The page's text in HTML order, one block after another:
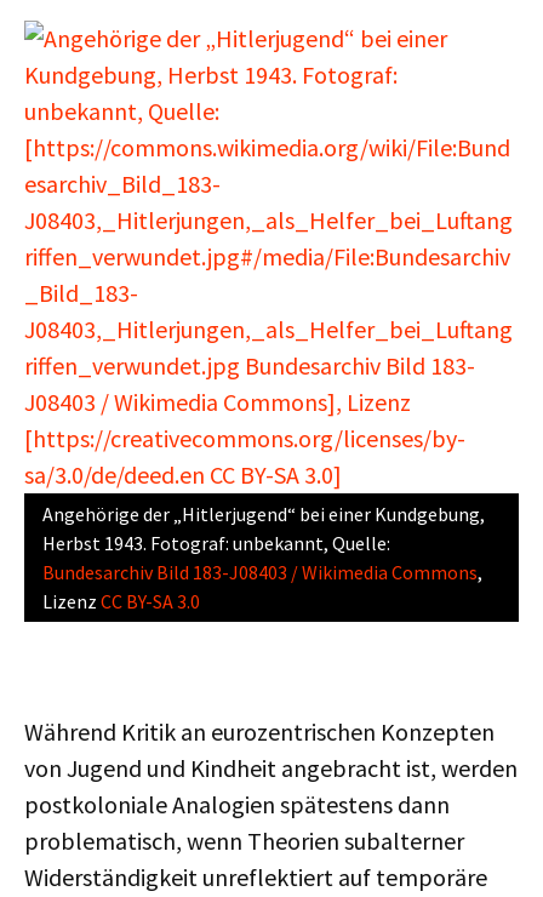
Angehörige der „Hitlerjugend“ bei einer Kundgebung,
Herbst 1943. Fotograf: unbekannt, Quelle:
Bundesarchiv Bild 183-J08403 / Wikimedia Commons,
Lizenz CC BY-SA 3.0
Während Kritik an eurozentrischen Konzepten
von Jugend und Kindheit angebracht ist, werden
postkoloniale Analogien spätestens dann
problematisch, wenn Theorien subalterner
Widerständigkeit unreflektiert auf temporäre